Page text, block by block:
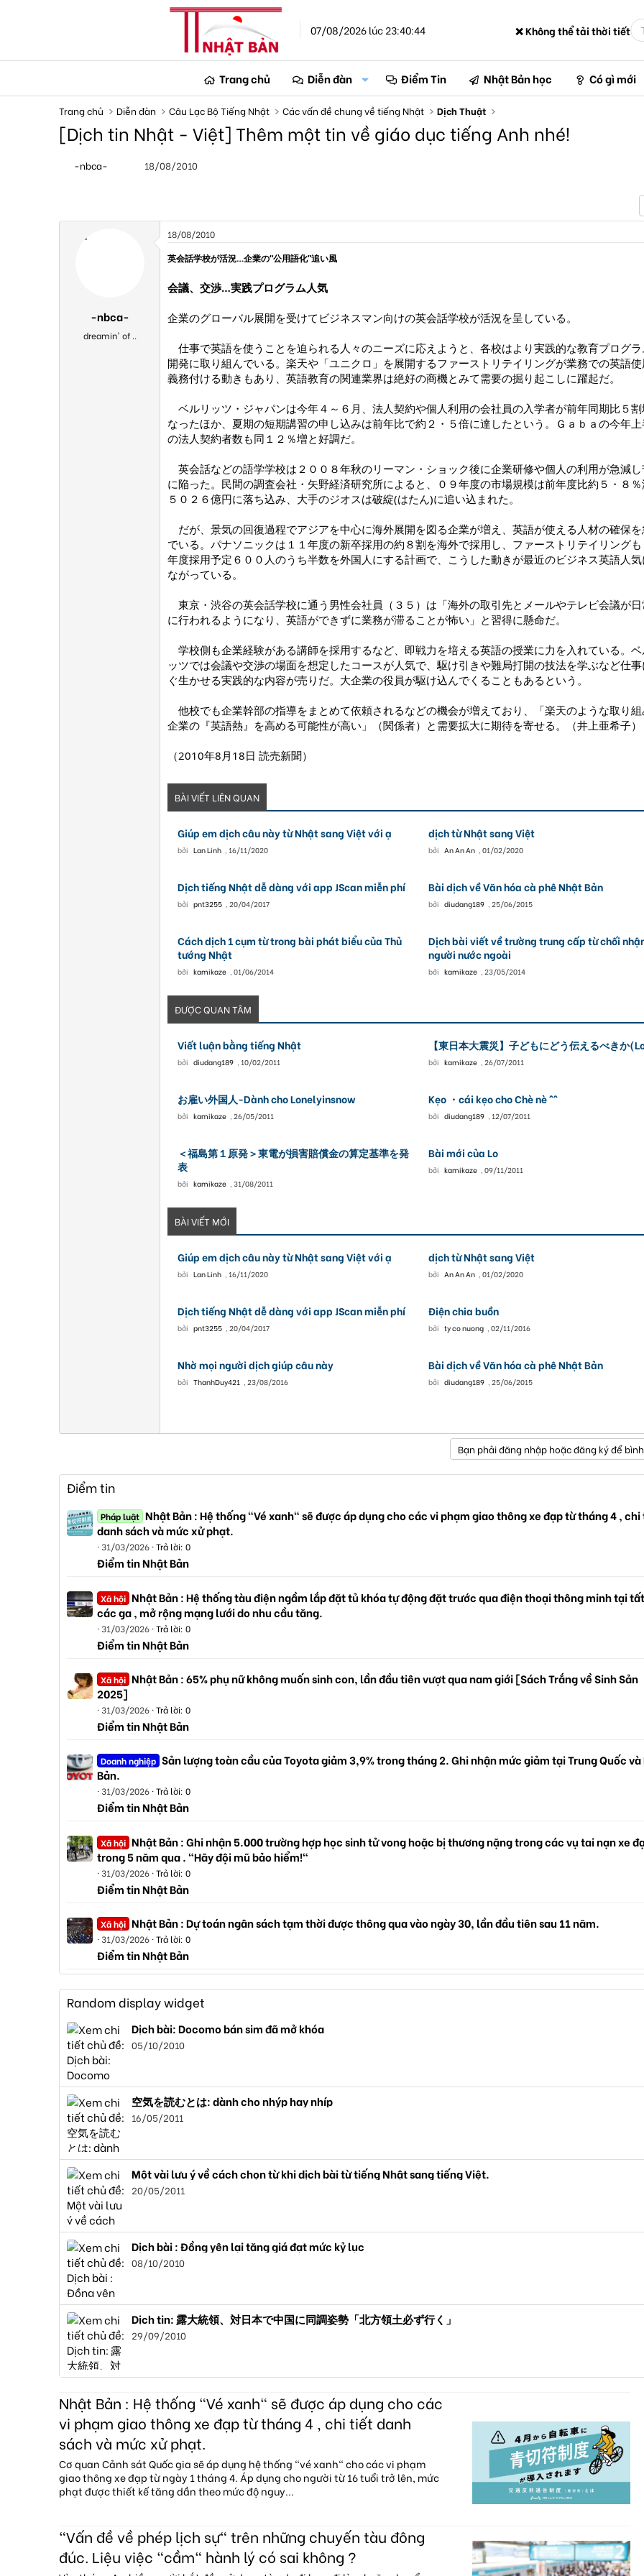
07/08/2026 lúc 23:40:44 ❌ Không thể tải thời tiết
Trang chủ Diễn đàn Điểm Tin Nhật Bản học Có gì mới
Trang chủ Diễn đàn Câu Lạc Bộ Tiếng Nhật Các vấn đề chung về tiếng Nhật Dịch Thuật
[Dịch tin Nhật - Việt] Thêm một tin về giáo dục tiếng Anh nhé!
h
d
-nbca-
ử
18/08/2010
-nbca-
dreamin' of ..
18/08/2010
英会話学校が活況…企業の“公用語化”追い風
会議、交渉…実践プログラム人気
企業のグローバル展開を受けてビジネスマン向けの英会話学校が活況を呈している。
仕事で英語を使うことを迫られる人々のニーズに応えようと、各校はより実践的な教育プログ
開発に取り組んでいる。楽天や「ユニクロ」を展開するファーストリテイリングが業務での英語
義務付ける動きもあり、英語教育の関連業界は絶好の商機とみて需要の掘り起こしに躍起だ。
ベルリッツ・ジャパンは今年４～６月、法人契約や個人利用の会社員の入学者が前年同期比５
なったほか、夏期の短期講習の申し込みは前年比で約２・５倍に達したという。Ｇａｂａの今年
の法人契約者数も同１２％増と好調だ。
英会話などの語学学校は２００８年秋のリーマン・ショック後に企業研修や個人の利用が急減
に陥った。民間の調査会社・矢野経済研究所によると、０９年度の市場規模は前年度比約５・８
５０２６億円に落ち込み、大手のジオスは破綻(はたん)に追い込まれた。
だが、景気の回復過程でアジアを中心に海外展開を図る企業が増え、英語が使える人材の確保
でいる。パナソニックは１１年度の新卒採用の約８割を海外で採用し、ファーストリテイリング
年度採用予定６００人のうち半数を外国人にする計画で、こうした動きが最近のビジネス英語人
ながっている。
東京・渋谷の英会話学校に通う男性会社員（３５）は「海外の取引先とメールやテレビ会議が
に行われるようになり、英語ができずに業務が滞ることが怖い」と習得に懸命だ。
学校側も企業経験がある講師を採用するなど、即戦力を培える英語の授業に力を入れている。
ッツでは会議や交渉の場面を想定したコースが人気で、駆け引きや難局打開の技法を学ぶなど仕
ぐ生かせる実践的な内容が売りだ。大企業の役員が駆け込んでくることもあるという。
他校でも企業幹部の指導をまとめて依頼されるなどの機会が増えており、「楽天のような取り
企業の『英語熱』を高める可能性が高い」（関係者）と需要拡大に期待を寄せる。（井上亜希子）
（2010年8月18日 読売新聞）
BÀI VIẾT LIÊN QUAN
Giúp em dịch câu này từ Nhật sang Việt với ạ
bởi Lan Linh , 16/11/2020
dịch từ Nhật sang Việt
bởi An An An , 01/02/2020
Dịch tiếng Nhật dễ dàng với app JScan miễn phí
bởi pnt3255 , 20/04/2017
Bài dịch về Văn hóa cà phê Nhật Bản
bởi diudang189 , 25/06/2015
Cách dịch 1 cụm từ trong bài phát biểu của Thủ
tướng Nhật
bởi kamikaze , 01/06/2014
Dịch bài viết về trường trung cấp từ chối
người nước ngoài
bởi kamikaze , 23/05/2014
ĐƯỢC QUAN TÂM
Viết luận bằng tiếng Nhật
bởi diudang189 , 10/02/2011
【東日本大震災】子どもにどう伝えるべきか
bởi kamikaze , 26/07/2011
お雇い外国人-Dành cho Lonelyinsnow
bởi kamikaze , 26/05/2011
Kẹo ・cái kẹo cho Chè nè ^^
bởi diudang189 , 12/07/2011
＜福島第１原発＞東電が損害賠償金の算定基準を発
表
bởi kamikaze , 31/08/2011
Bài mới của Lo
bởi kamikaze , 09/11/2011
BÀI VIẾT MỚI
Giúp em dịch câu này từ Nhật sang Việt với ạ
bởi Lan Linh , 16/11/2020
dịch từ Nhật sang Việt
bởi An An An , 01/02/2020
Dịch tiếng Nhật dễ dàng với app JScan miễn phí
bởi pnt3255 , 20/04/2017
Điện chia buồn
bởi ty co nuong , 02/11/2016
Nhờ mọi người dịch giúp câu này
bởi ThanhDuy421 , 23/08/2016
Bài dịch về Văn hóa cà phê Nhật Bản
bởi diudang189 , 25/06/2015
Bạn phải đăng nhập hoặc đăng ký để
Điểm tin
Pháp luật Nhật Bản : Hệ thống "Vé xanh" sẽ được áp dụng cho các vi phạm giao thông xe đạp từ tháng 4 ,
danh sách và mức xử phạt.
31/03/2026 Trả lời: 0
Điểm tin Nhật Bản
Xã hội Nhật Bản : Hệ thống tàu điện ngầm lắp đặt tủ khóa tự động đặt trước qua điện thoại thông minh tại
các ga , mở rộng mạng lưới do nhu cầu tăng.
31/03/2026 Trả lời: 0
Điểm tin Nhật Bản
Xã hội Nhật Bản : 65% phụ nữ không muốn sinh con, lần đầu tiên vượt qua nam giới [Sách Trắng về Sinh Sản
2025]
31/03/2026 Trả lời: 0
Điểm tin Nhật Bản
Doanh nghiệp Sản lượng toàn cầu của Toyota giảm 3,9% trong tháng 2. Ghi nhận mức giảm tại Trung Quốc
Bản.
31/03/2026 Trả lời: 0
Điểm tin Nhật Bản
Xã hội Nhật Bản : Ghi nhận 5.000 trường hợp học sinh tử vong hoặc bị thương nặng trong các vụ tai nạn xe
trong 5 năm qua . "Hãy đội mũ bảo hiểm!"
31/03/2026 Trả lời: 0
Điểm tin Nhật Bản
Xã hội Nhật Bản : Dự toán ngân sách tạm thời được thông qua vào ngày 30, lần đầu tiên sau 11 năm.
31/03/2026 Trả lời: 0
Điểm tin Nhật Bản
Random display widget
Dịch bài: Docomo bán sim đã mở khóa
05/10/2010
空気を読むとは: dành cho nhýp hay nhíp
16/05/2011
Một vài lưu ý về cách chọn từ khi dịch bài từ tiếng Nhật sang tiếng Việt.
20/05/2011
Dịch bài : Đồng yên lại tăng giá đạt mức kỷ lục
08/10/2010
Dịch tin: 露大統領、対日本で中国に同調姿勢「北方領土必ず行く」
29/09/2010
Nhật Bản : Hệ thống "Vé xanh" sẽ được áp dụng cho các
vi phạm giao thông xe đạp từ tháng 4 , chi tiết danh
sách và mức xử phạt.
Cơ quan Cảnh sát Quốc gia sẽ áp dụng hệ thống "vé xanh" cho các vi phạm
giao thông xe đạp từ ngày 1 tháng 4. Áp dụng cho người từ 16 tuổi trở lên, mức
phạt được thiết kế tăng dần theo mức độ nguy...
"Vấn đề về phép lịch sự" trên những chuyến tàu đông
đúc. Liệu việc "cầm" hành lý có sai không ?